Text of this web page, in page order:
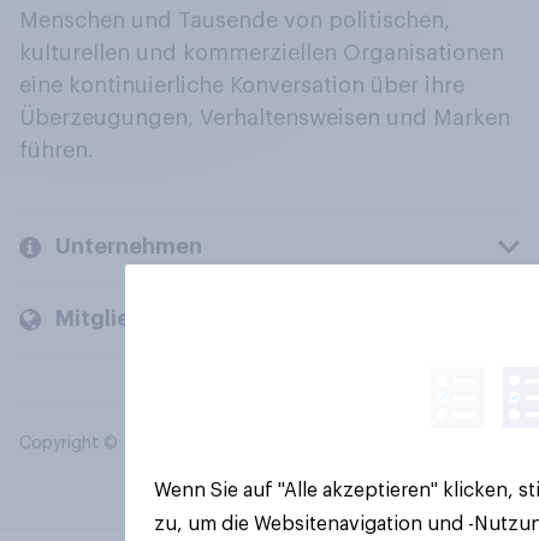
Menschen und Tausende von politischen,
kulturellen und kommerziellen Organisationen
eine kontinuierliche Konversation über ihre
Überzeugungen, Verhaltensweisen und Marken
führen.
Unternehmen
Mitglieder und Kunden
Copyright © 2026 YouGov PLC. Alle Rechte vorbehalten.
Wenn Sie auf "Alle akzeptieren" klicken,
zu, um die Websitenavigation und -